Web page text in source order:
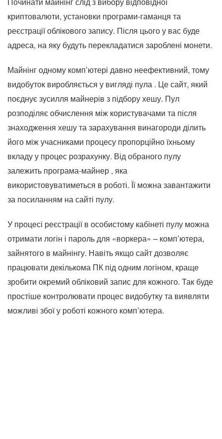
криптовалюти, установки програми-гаманця та
реєстрації облікового запису. Після цього у вас буде
адреса, на яку будуть перекладатися зароблені монети.
Майнінг одному комп’ютері давно неефективний, тому
видобуток виробляється у вигляді пула . Це сайт, який
поєднує зусилля майнерів з підбору хешу. Пул
розподіляє обчислення між користувачами та після
знаходження хешу та зарахування винагороди ділить
його між учасниками процесу пропорційно їхньому
вкладу у процес розрахунку. Від обраного пулу
залежить програма-майнер , яка
використовуватиметься в роботі. Її можна завантажити
за посиланням на сайті пулу.
У процесі реєстрації в особистому кабінеті пулу можна
отримати логін і пароль для «воркера» – комп’ютера,
зайнятого в майнінгу. Навіть якщо сайт дозволяє
працювати декількома ПК під одним логіном, краще
зробити окремий обліковий запис для кожного. Так буде
простіше контролювати процес видобутку та виявляти
можливі збої у роботі кожного комп’ютера.